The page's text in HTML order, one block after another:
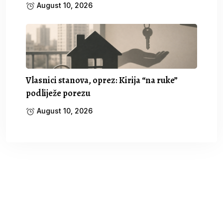
August 10, 2026
Vlasnici stanova, oprez: Kirija “na ruke”
podliježe porezu
August 10, 2026